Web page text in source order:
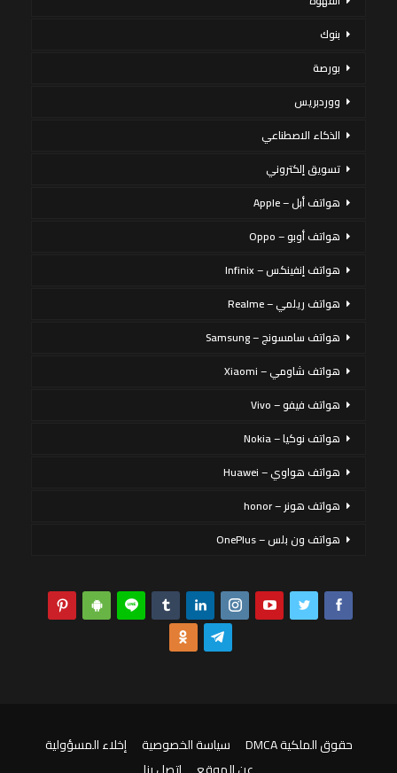
بنوك
بورصة
ووردبريس
الذكاء الاصطناعي
تسويق إلكتروني
هواتف أبل – Apple
هواتف أوبو – Oppo
هواتف إنفينكس – Infinix
هواتف ريلمي – Realme
هواتف سامسونج – Samsung
هواتف شاومي – Xiaomi
هواتف فيفو – Vivo
هواتف نوكيا – Nokia
هواتف هواوي – Huawei
هواتف هونر – honor
هواتف ون بلس – OnePlus
حقوق الملكية DMCA سياسة الخصوصية
إخلاء المسؤولية